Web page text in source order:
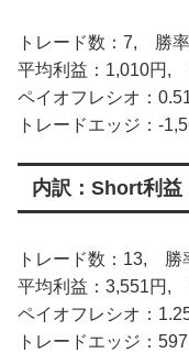
トレード数：7, 勝
平均利益：1,010円,
ペイオフレシオ：
トレードエッジ：-
内訳：Short利益
トレード数：13, 勝
平均利益：3,551円,
ペイオフレシオ：
トレードエッジ：